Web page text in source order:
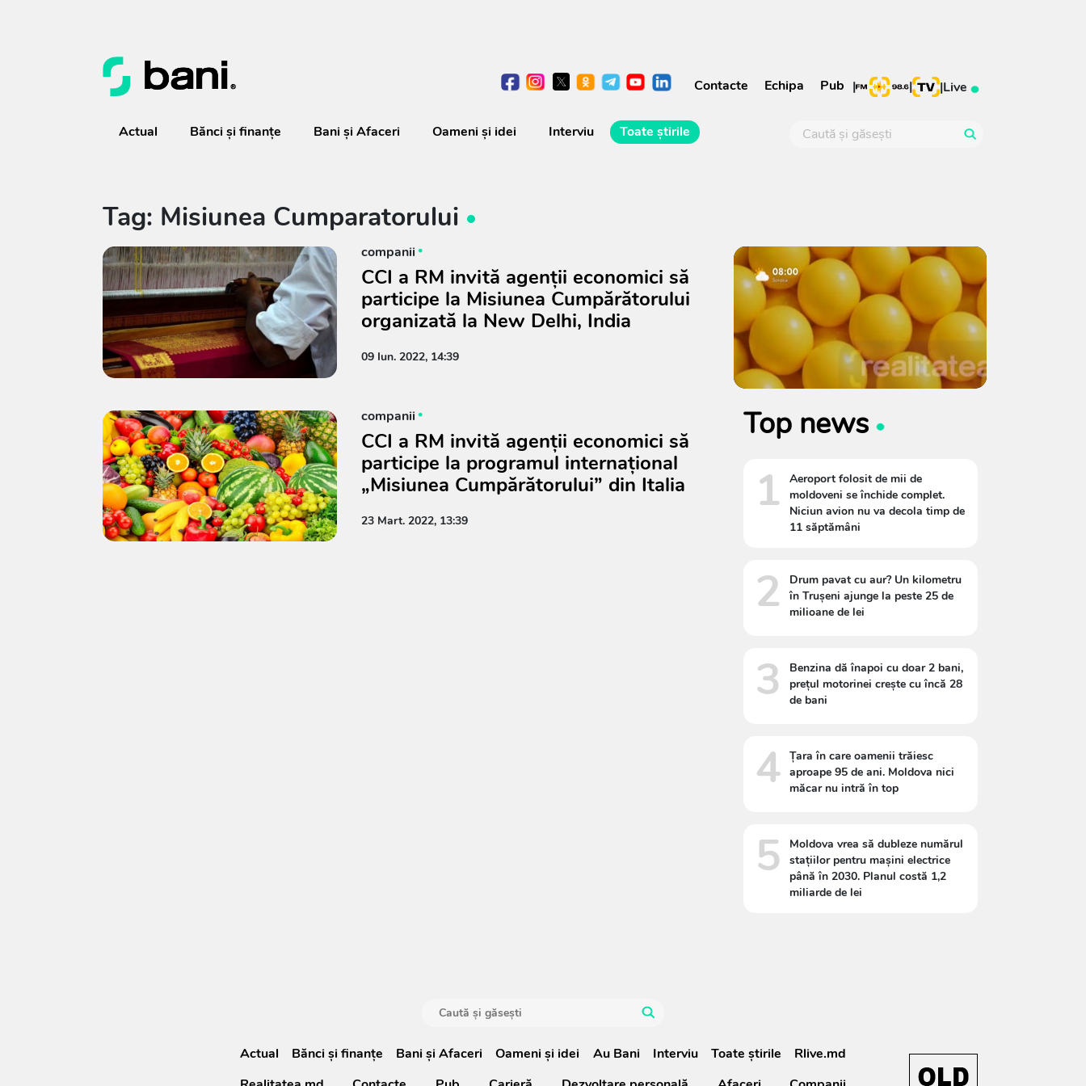
Contacte Echipa Pub | | |Live
Actual Bănci şi finanţe Bani și Afaceri Oameni şi idei Interviu Toate știrile
Tag: Misiunea Cumparatorului
companii
CCI a RM invită agenţii economici să
participe la Misiunea Cumpărătorului
organizată la New Delhi, India
09 Iun. 2022, 14:39
companii
CCI a RM invită agenții economici să
participe la programul internațional
„Misiunea Cumpărătorului” din Italia
23 Mart. 2022, 13:39
Top news
1
Aeroport folosit de mii de
moldoveni se închide complet.
Niciun avion nu va decola timp de
11 săptămâni
2
Drum pavat cu aur? Un kilometru
în Trușeni ajunge la peste 25 de
milioane de lei
3
Benzina dă înapoi cu doar 2 bani,
prețul motorinei crește cu încă 28
de bani
4 Țara în care oamenii trăiesc
aproape 95 de ani. Moldova nici
măcar nu intră în top
5
Moldova vrea să dubleze numărul
stațiilor pentru mașini electrice
până în 2030. Planul costă 1,2
miliarde de lei
Actual Bănci şi finanţe Bani și Afaceri Oameni şi idei Au Bani Interviu Toate știrile
Rlive.md